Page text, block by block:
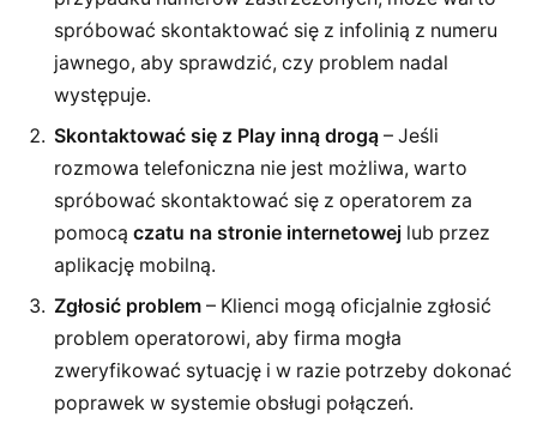
spróbować skontaktować się z infolinią z numeru
jawnego, aby sprawdzić, czy problem nadal
występuje.
Skontaktować się z Play inną drogą – Jeśli
rozmowa telefoniczna nie jest możliwa, warto
spróbować skontaktować się z operatorem za
pomocą czatu na stronie internetowej lub przez
aplikację mobilną.
Zgłosić problem – Klienci mogą oficjalnie zgłosić
problem operatorowi, aby firma mogła
zweryfikować sytuację i w razie potrzeby dokonać
poprawek w systemie obsługi połączeń.